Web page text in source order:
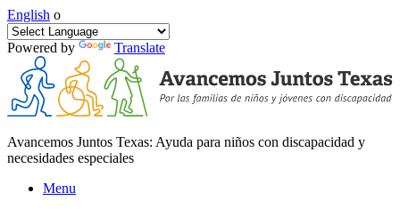
English o
Powered by Translate
Avancemos Juntos Texas: Ayuda para niños con discapacidad y
necesidades especiales
Menu